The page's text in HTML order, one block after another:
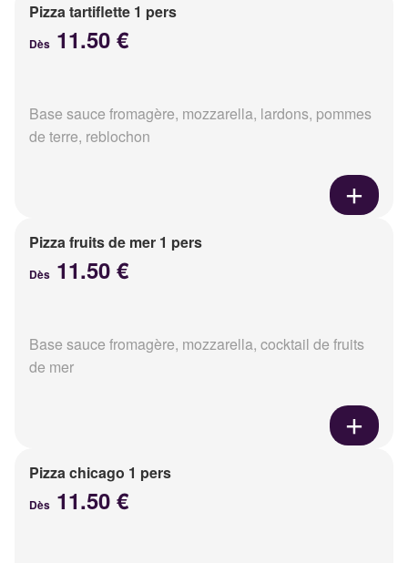
Pizza tartiflette 1 pers
Dès 11.50 €
Base sauce fromagère, mozzarella, lardons, pommes
de terre, reblochon
Pizza fruits de mer 1 pers
Dès 11.50 €
Base sauce fromagère, mozzarella, cocktail de fruits
de mer
Pizza chicago 1 pers
Dès 11.50 €